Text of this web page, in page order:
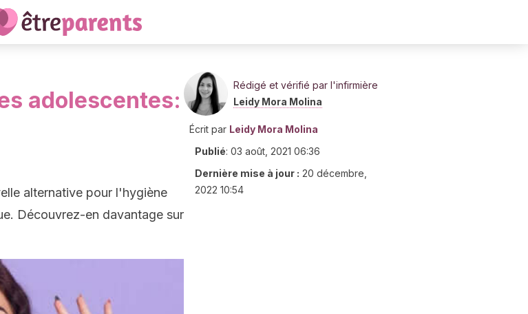
adolescentes:
alternative pour l'hygiène
Découvrez-en davantage sur
Rédigé et vérifié par l'infirmière
Leidy Mora Molina
Écrit par Leidy Mora Molina
Publié: 03 août, 2021 06:36
Dernière mise à jour : 20 décembre,
2022 10:54